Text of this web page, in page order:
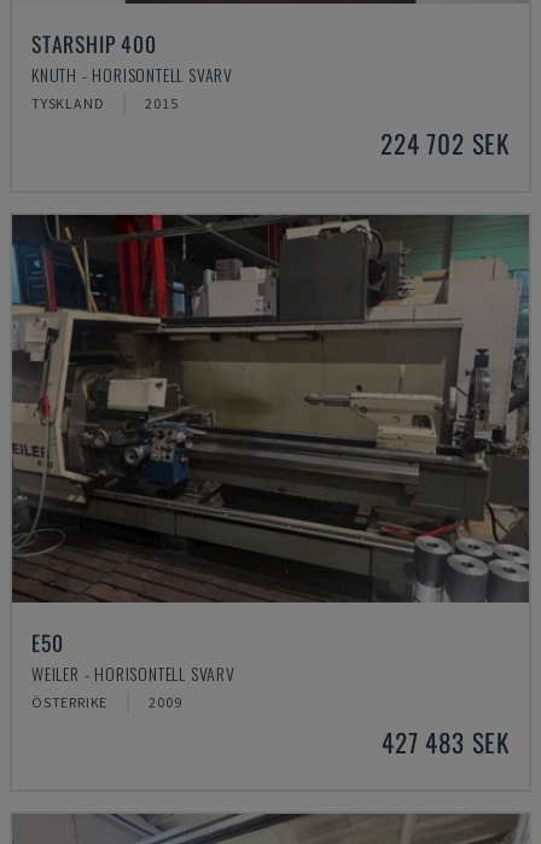
STARSHIP 400
KNUTH - HORISONTELL SVARV
TYSKLAND 2015
224 702 SEK
E50
WEILER - HORISONTELL SVARV
ÖSTERRIKE 2009
427 483 SEK